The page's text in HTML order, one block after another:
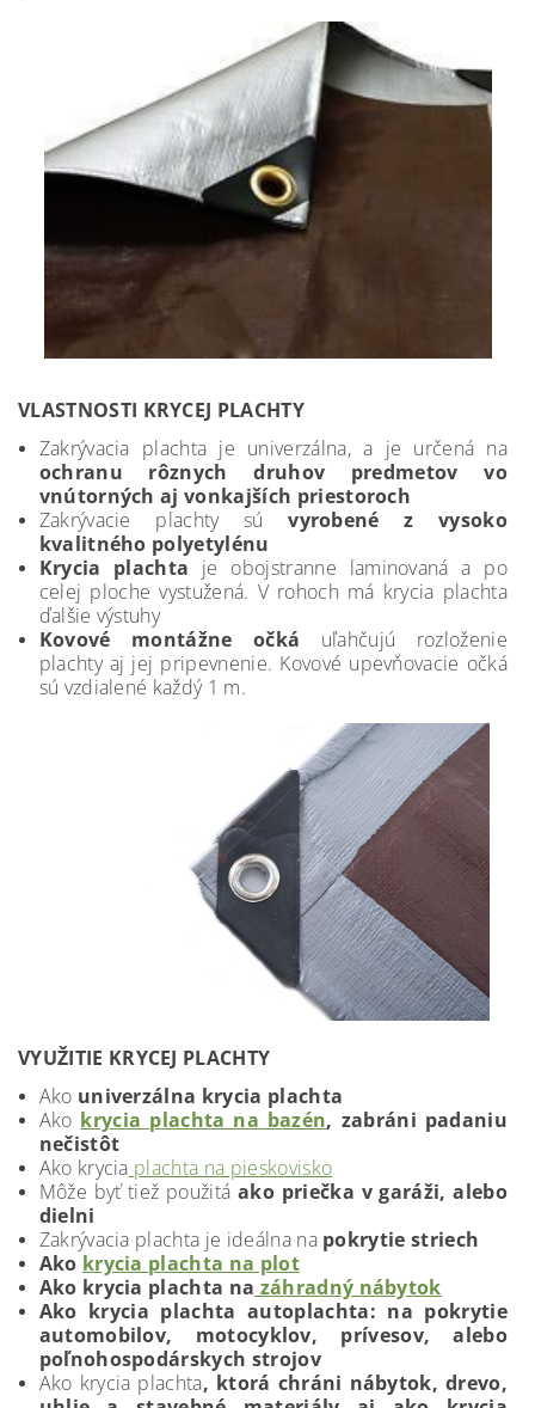
VLASTNOSTI KRYCEJ PLACHTY
Zakrývacia plachta je univerzálna, a je určená na
ochranu rôznych druhov predmetov vo
vnútorných aj vonkajších priestoroch
Zakrývacie plachty súvyrobené z vysoko
kvalitného polyetylénu
Krycia plachta je obojstranne laminovaná a po
celej ploche vystužená. V rohoch má krycia plachta
ďalšie výstuhy
Kovové montážne očká uľahčujú rozloženie
plachty aj jej pripevnenie. Kovové upevňovacie očká
sú vzdialené každý 1 m.
VYUŽITIE KRYCEJ PLACHTY
Ako univerzálna krycia plachta
Ako krycia plachta na bazén, zabráni padaniu
nečistôt
Ako krycia plachta na pieskovisko
Môže byť tiež použitá ako priečka v garáži, alebo
dielni
Zakrývacia plachta je ideálna na pokrytie striech
Ako krycia plachta na plot
Ako krycia plachta na záhradný nábytok
Ako krycia plachta autoplachta: na pokrytie
automobilov, motocyklov, prívesov, alebo
poľnohospodárskych strojov
Ako krycia plachta, ktorá chráni nábytok, drevo,